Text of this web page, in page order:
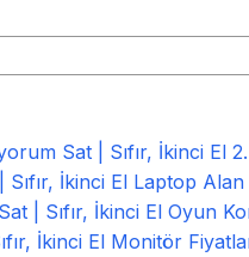
Sat | Sıfır, İkinci El
İkinci El Laptop
| Sıfır, İkinci El Oyun
İkinci El Monitör